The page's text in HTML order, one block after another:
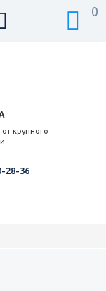
крупного
0
28-36